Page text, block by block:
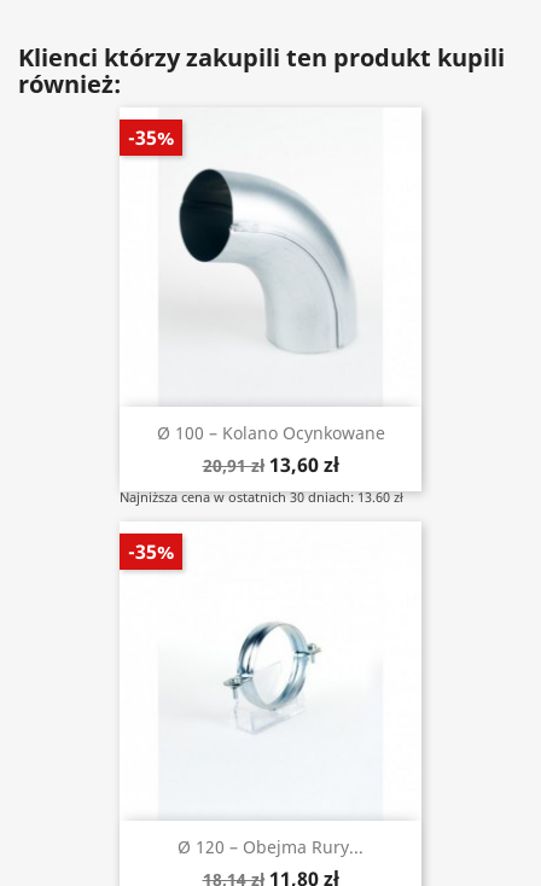
Klienci którzy zakupili ten produkt kupili
również:
Ø 100 – Kolano Ocynkowane
20,91 zł 13,60 zł
Najniższa cena w ostatnich 30 dniach: 13.60 zł
-35%
Ø 120 – Obejma Rury...
18,14 zł 11,80 zł
-35%